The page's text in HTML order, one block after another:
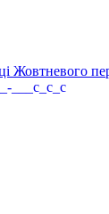
Жовтневого